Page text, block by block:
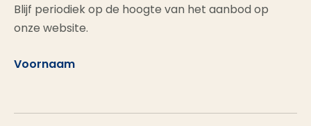
Blijf periodiek op de hoogte van het aanbod op
onze website.
Voornaam